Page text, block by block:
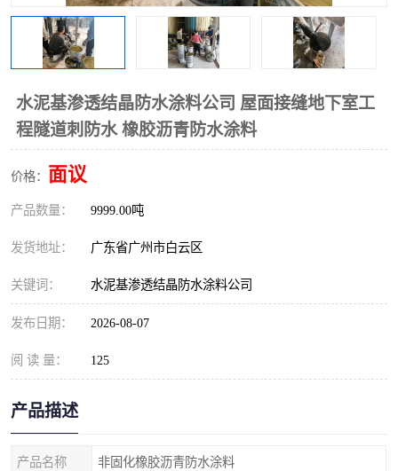
水泥基渗透结晶防水涂料公司 屋面接缝地下室工
程隧道刺防水 橡胶沥青防水涂料
价格： 面议
产品数量： 9999.00吨
发货地址： 广东省广州市白云区
关键词： 水泥基渗透结晶防水涂料公司
发布日期： 2026-08-07
阅 读 量： 125
产品描述
产品名称 非固化橡胶沥青防水涂料